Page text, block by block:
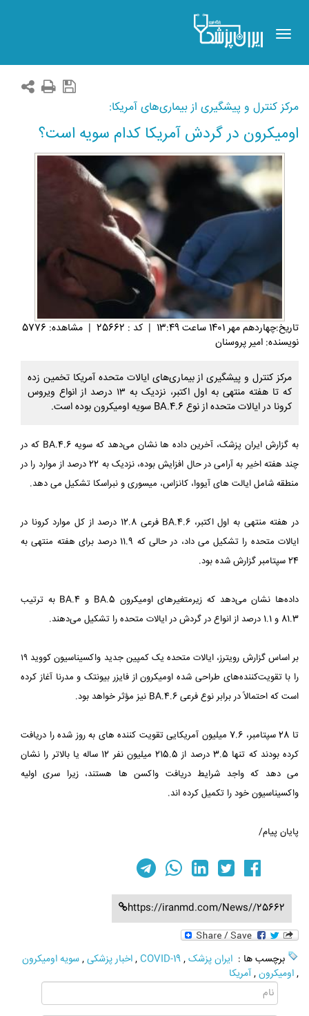
Toggle
navigation
مرکز کنترل و پیشگیری از بیماری‌های آمریکا:
اومیکرون در گردش آمریکا کدام سویه است؟
تاريخ:چهاردهم مهر 1401 ساعت 13:49 | کد : 25662 | مشاهده: 5776
نویسنده: امیر پروسنان
مرکز کنترل و پیشگیری از بیماری‌های ایالات متحده آمریکا تخمین زده
که تا هفته منتهی به اول اکتبر، نزدیک به ۱۳ درصد از انواع ویروس
کرونا در ایالات متحده از نوع BA.4.6 سویه اومیکرون بوده است.
به گزارش ایران پزشک، آخرین داده ها نشان می‌دهد که سویه BA.4.6 که در
چند هفته اخیر به آرامی در حال افزایش بوده، نزدیک به 22 درصد از موارد را در
منطقه شامل ایالت های آیووا، کانزاس، میسوری و نبراسکا تشکیل می دهد.
در هفته منتهی به اول اکتبر، BA.4.6 فرعی 12.8 درصد از کل موارد کرونا در
ایالات متحده را تشکیل می داد، در حالی که 11.9 درصد برای هفته منتهی به
24 سپتامبر گزارش شده بود.
داده‌ها نشان می‌دهد که زیرمتغیرهای اومیکرون BA.5 و BA.4 به ترتیب
81.3 و 1.1 درصد از انواع در گردش در ایالات متحده را تشکیل می‌دهند.
بر اساس گزارش رویترز، ایالات متحده یک کمپین جدید واکسیناسیون کووید ۱۹
را با تقویت‌کننده‌های طراحی شده اومیکرون از فایزر بیونتک و مدرنا آغاز کرده
است که احتمالاً در برابر نوع فرعی BA.4.6 نیز مؤثر خواهد بود.
تا 28 سپتامبر، 7.6 میلیون آمریکایی تقویت کننده های به روز شده را دریافت
کرده بودند که تنها 3.5 درصد از 215.5 میلیون نفر 12 ساله یا بالاتر را نشان
می دهد که واجد شرایط دریافت واکسن ها هستند، زیرا سری اولیه
واکسیناسیون خود را تکمیل کرده اند.
پایان پیام/
https://iranmd.com/News//25662
برچسب ها : ایران پزشک,
COVID-19
,اخبار پزشکی,سویه اومیکرون
,اومیکرون,آمریکا